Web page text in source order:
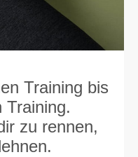
Training bis
Training.
zu rennen,